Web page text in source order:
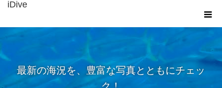
iDive
最新の海況を、豊富な写真とともにチェッ